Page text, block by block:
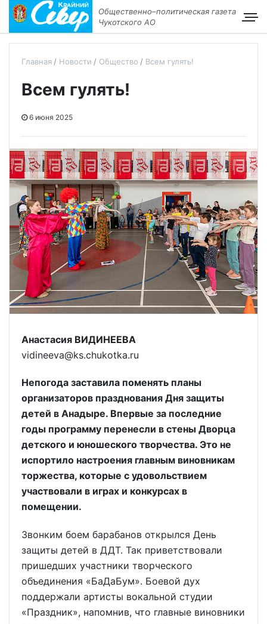
Общественно–политическая газета
Чукотского АО
Главная Новости Общество Всем гулять!
Всем гулять!
6 июня 2025
Анастасия ВИДИНЕЕВА
vidineeva@ks.chukotka.ru
Непогода заставила поменять планы
организаторов празднования Дня защиты
детей в Анадыре. Впервые за последние
годы программу перенесли в стены Дворца
детского и юношеского творчества. Это не
испортило настроения главным виновникам
торжества, которые с удовольствием
участвовали в играх и конкурсах в
помещении.
Звонким боем барабанов открылся День
защиты детей в ДДТ. Так приветствовали
пришедших участники творческого
объединения «БаДаБум». Боевой дух
поддержали артисты вокальной студии
«Праздник», напомнив, что главные виновники